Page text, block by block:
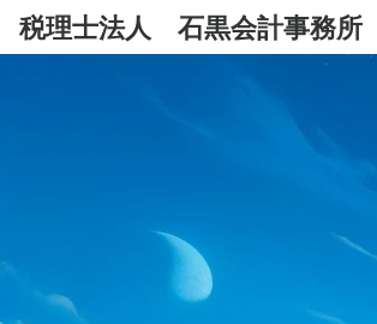
税理士法人 石黒会計事務所